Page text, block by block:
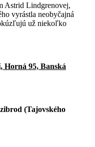
Astrid Lindgrenovej,
vyrástla neobyčajná
už niekoľko
Horná 95, Banská
(Tajovského